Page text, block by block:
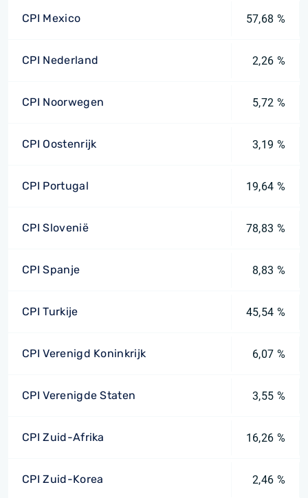
CPI Mexico 57,68 %
CPI Nederland 2,26 %
CPI Noorwegen 5,72 %
CPI Oostenrijk 3,19 %
CPI Portugal 19,64 %
CPI Slovenië 78,83 %
CPI Spanje 8,83 %
CPI Turkije 45,54 %
CPI Verenigd Koninkrijk 6,07 %
CPI Verenigde Staten 3,55 %
CPI Zuid-Afrika 16,26 %
CPI Zuid-Korea 2,46 %